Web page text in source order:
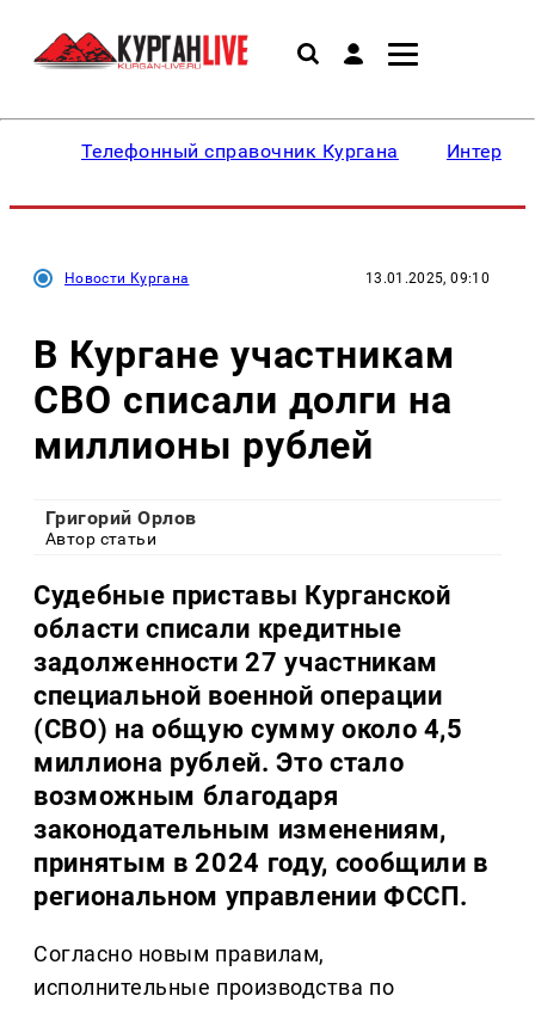
Телефонный справочник Кургана
Новости Кургана 13.01.2025, 09:10
В Кургане участникам
СВО списали долги на
миллионы рублей
Григорий Орлов
Автор статьи
Судебные приставы Курганской
области списали кредитные
задолженности 27 участникам
специальной военной операции
(СВО) на общую сумму около 4,5
миллиона рублей. Это стало
возможным благодаря
законодательным изменениям,
принятым в 2024 году, сообщили в
региональном управлении ФССП.
Согласно новым правилам,
исполнительные производства по